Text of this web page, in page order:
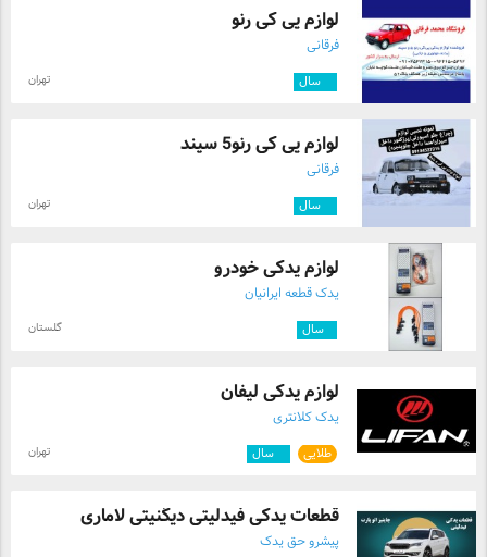
لوازم پی کی رنو
فرقانی
سال تهران
لوازم پی کی رنو5 سپند
فرقانی
سال تهران
لوازم یدکی خودرو
یدک قطعه ایرانیان
سال گلستان
لوازم یدکی لیفان
یدک کلانتری
طلایی سال تهران
قطعات یدکی فیدلیتی دیگنیتی لاماری
پیشرو حق یدک